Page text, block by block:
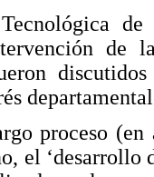
de
de
proceso
el